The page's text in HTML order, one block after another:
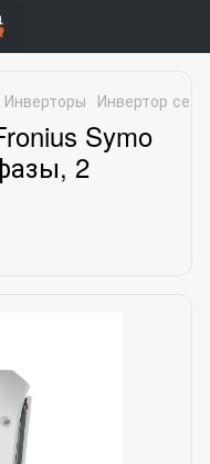
Инверторы Инвертор
Symo
2